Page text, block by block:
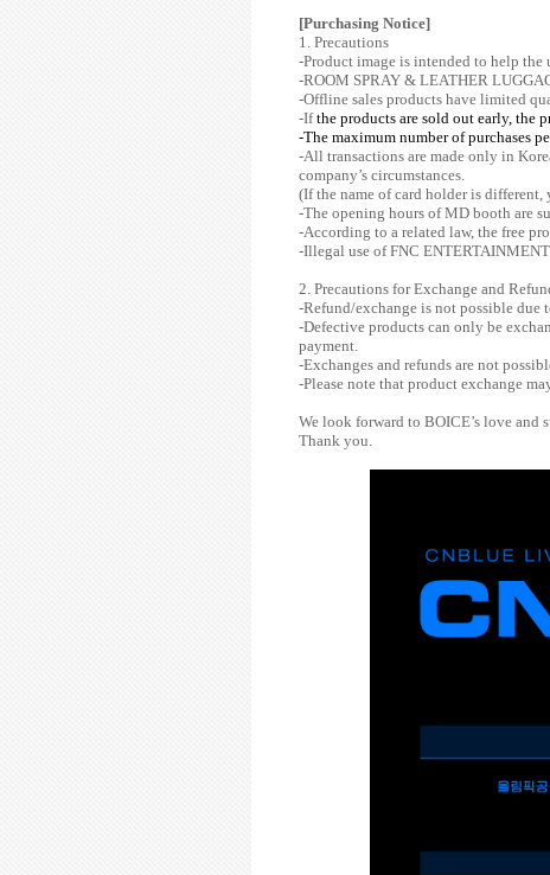
[Purchasing Notice]
1. Precautions
-Product image is intended to help
-ROOM SPRAY & LEATHER
-Offline sales products have limited
-Ifthe products are sold out early, the
-The maximum number of purchases
-All transactions are made only in
company’s circumstances.
(If the name of card holder is different,
-The opening hours of MD booth are
-According to a related law, the free
-Illegal use of FNC
2. Precautions for Exchange and
-Refund/exchange is not possible due
-Defective products can only be
payment.
-Exchanges and refunds are not
-Please note that product exchange
We look forward to BOICE’s love and
Thank you.